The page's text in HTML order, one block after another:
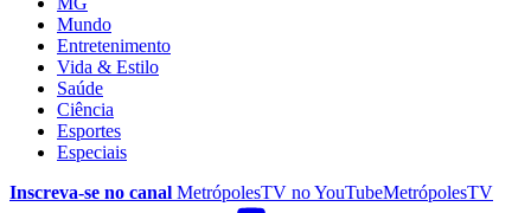
Mundo
Entretenimento
Vida & Estilo
Saúde
Ciência
Esportes
Especiais
Inscreva-se no canal MetrópolesTV noYouTubeMetrópolesTV